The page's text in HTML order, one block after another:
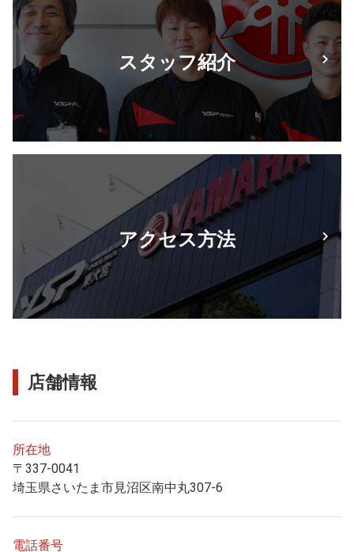
スタッフ紹介
アクセス方法
店舗情報
所在地
〒337-0041
埼玉県さいたま市見沼区南中丸307-6
電話番号